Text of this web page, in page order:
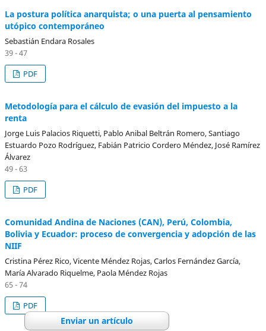
La postura política anarquista; o una puerta al pensamiento
utópico contemporáneo
Sebastián Endara Rosales
39 - 47
PDF
Metodología para el cálculo de evasión del impuesto a la
renta
Jorge Luis Palacios Riquetti, Pablo Anibal Beltrán Romero, Santiago
Estuardo Pozo Rodríguez, Fabián Patricio Cordero Méndez, José Ramírez
Álvarez
49 - 63
PDF
Comunidad Andina de Naciones (CAN), Perú, Colombia,
Bolivia y Ecuador: proceso de convergencia y adopción de las
NIIF
Cristina Pérez Rico, Vicente Méndez Rojas, Carlos Fernández García,
María Alvarado Riquelme, Paola Méndez Rojas
65 - 74
PDF
Enviar un artículo